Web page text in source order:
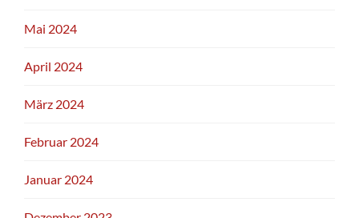
Mai 2024
April 2024
März 2024
Februar 2024
Januar 2024